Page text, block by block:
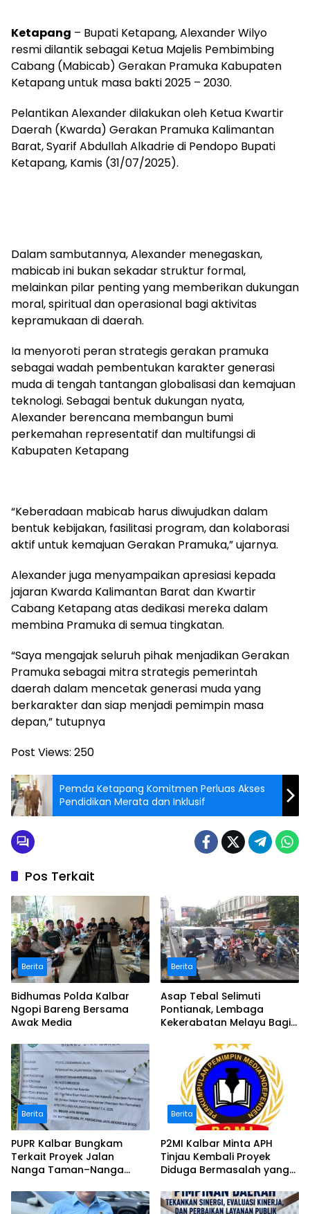
Ketapang – Bupati Ketapang, Alexander Wilyo
resmi dilantik sebagai Ketua Majelis Pembimbing
Cabang (Mabicab) Gerakan Pramuka Kabupaten
Ketapang untuk masa bakti 2025 – 2030.
Pelantikan Alexander dilakukan oleh Ketua Kwartir
Daerah (Kwarda) Gerakan Pramuka Kalimantan
Barat, Syarif Abdullah Alkadrie di Pendopo Bupati
Ketapang, Kamis (31/07/2025).
Dalam sambutannya, Alexander menegaskan,
mabicab ini bukan sekadar struktur formal,
melainkan pilar penting yang memberikan dukungan
moral, spiritual dan operasional bagi aktivitas
kepramukaan di daerah.
Ia menyoroti peran strategis gerakan pramuka
sebagai wadah pembentukan karakter generasi
muda di tengah tantangan globalisasi dan kemajuan
teknologi. Sebagai bentuk dukungan nyata,
Alexander berencana membangun bumi
perkemahan representatif dan multifungsi di
Kabupaten Ketapang
“Keberadaan mabicab harus diwujudkan dalam
bentuk kebijakan, fasilitasi program, dan kolaborasi
aktif untuk kemajuan Gerakan Pramuka,” ujarnya.
Alexander juga menyampaikan apresiasi kepada
jajaran Kwarda Kalimantan Barat dan Kwartir
Cabang Ketapang atas dedikasi mereka dalam
membina Pramuka di semua tingkatan.
“Saya mengajak seluruh pihak menjadikan Gerakan
Pramuka sebagai mitra strategis pemerintah
daerah dalam mencetak generasi muda yang
berkarakter dan siap menjadi pemimpin masa
depan,” tutupnya
Post Views: 250
Pemda Ketapang Komitmen Perluas Akses
Pendidikan Merata dan Inklusif
Pos Terkait
Berita
Bidhumas Polda Kalbar
Ngopi Bareng Bersama
Awak Media
Berita
Asap Tebal Selimuti
Pontianak, Lembaga
Kekerabatan Melayu Bagi
Berita
PUPR Kalbar Bungkam
Terkait Proyek Jalan
Nanga Taman–Nanga
Bermasalah
Berita
P2MI Kalbar Minta APH
Tinjau Kembali Proyek
Diduga Bermasalah yang